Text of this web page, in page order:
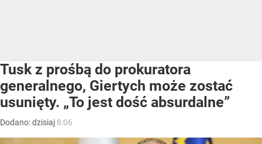
Tusk z prośbą do prokuratora
generalnego, Giertych może zostać
usunięty. „To jest dość absurdalne”
Dodano:dzisiaj 8:06